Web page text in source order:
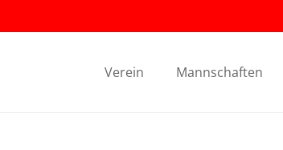
Verein Mannschaften